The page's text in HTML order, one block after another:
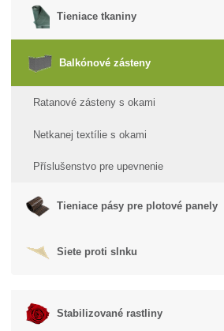
Tieniace tkaniny
Balkónové zásteny
Ratanové zásteny s okami
Netkanej textílie s okami
Příslušenstvo pre upevnenie
Tieniace pásy pre plotové panely
Siete proti slnku
Stabilizované rastliny